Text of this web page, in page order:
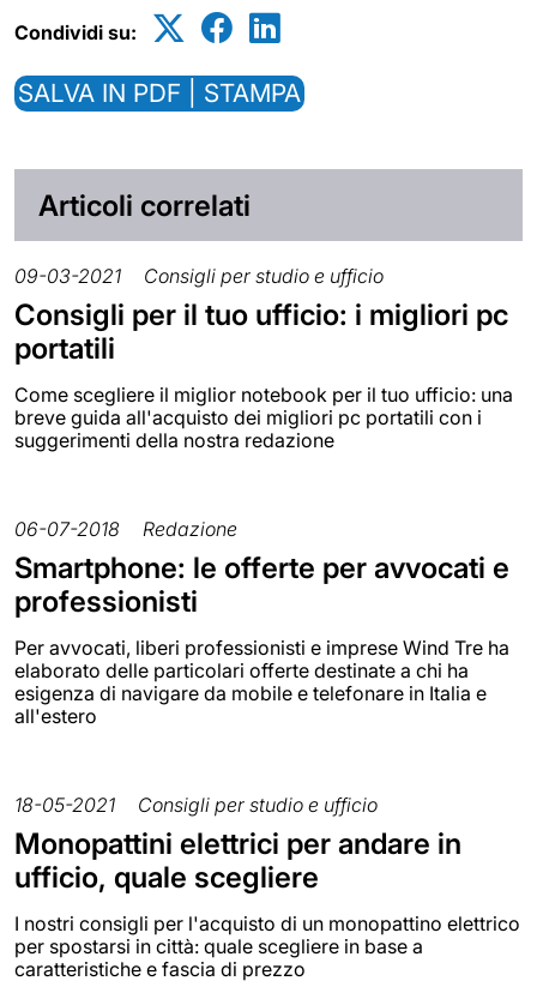
Condividi su:
SALVA IN PDF | STAMPA
Articoli correlati
09-03-2021 Consigli per studio e ufficio
Consigli per il tuo ufficio: i migliori pc
portatili
Come scegliere il miglior notebook per il tuo ufficio: una
breve guida all'acquisto dei migliori pc portatili con i
suggerimenti della nostra redazione
06-07-2018 Redazione
Smartphone: le offerte per avvocati e
professionisti
Per avvocati, liberi professionisti e imprese Wind Tre ha
elaborato delle particolari offerte destinate a chi ha
esigenza di navigare da mobile e telefonare in Italia e
all'estero
18-05-2021 Consigli per studio e ufficio
Monopattini elettrici per andare in
ufficio, quale scegliere
I nostri consigli per l'acquisto di un monopattino elettrico
per spostarsi in città: quale scegliere in base a
caratteristiche e fascia di prezzo